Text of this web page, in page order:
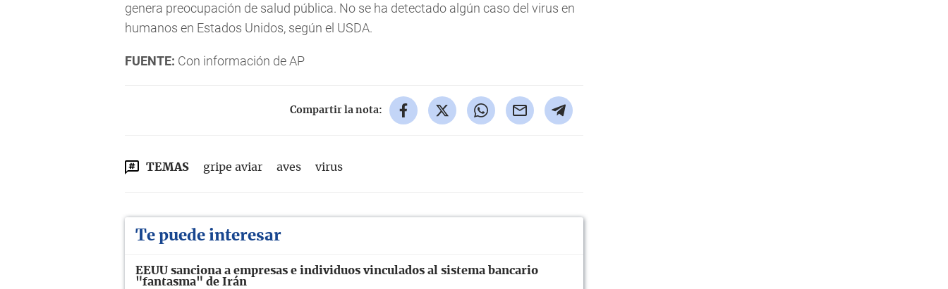
genera preocupación de salud pública. No se ha detectado algún caso del virus en
humanos en Estados Unidos, según el USDA.
FUENTE: Con información de AP
Compartir la nota:
TEMAS gripe aviar aves virus
Te puede interesar
EEUU sanciona a empresas e individuos vinculados al sistema bancario
"fantasma" de Irán